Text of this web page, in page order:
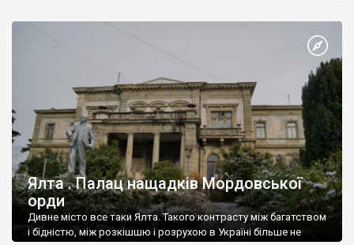
Ялта . Палац нащадків Мордовської
орди
Дивне місто все таки Ялта. Такого контрасту між багатством
і бідністю, між розкішшю і розрухою в Україні більше не